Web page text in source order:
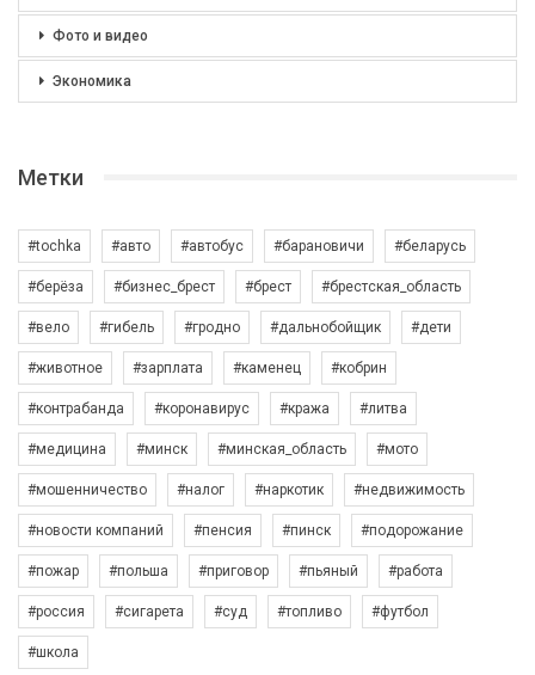
Фото и видео
Экономика
Метки
#tochka #авто #автобус #барановичи #беларусь
#берёза #бизнес_брест #брест #брестская_область
#вело #гибель #гродно #дальнобойщик #дети
#животное #зарплата #каменец #кобрин
#контрабанда #коронавирус #кража #литва
#медицина #минск #минская_область #мото
#мошенничество #налог #наркотик #недвижимость
#новости компаний #пенсия #пинск #подорожание
#пожар #польша #приговор #пьяный #работа
#россия #сигарета #суд #топливо #футбол
#школа